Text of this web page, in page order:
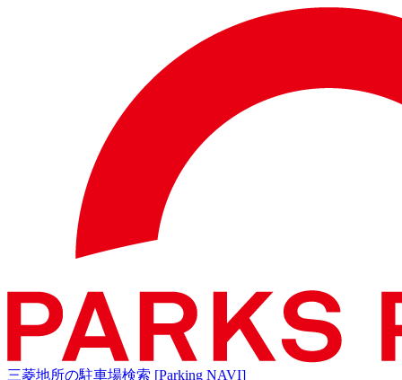
三菱地所の駐車場検索 [Parking NAVI]